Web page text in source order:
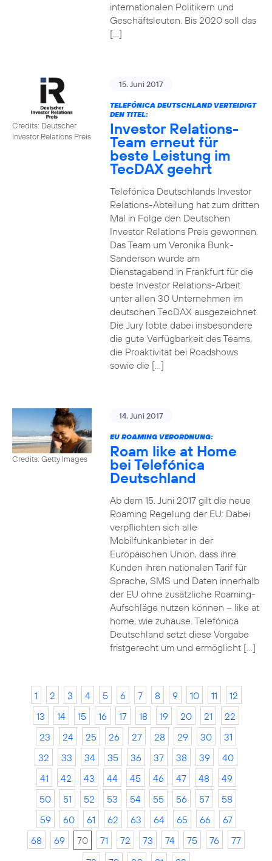
internationalen Politikern und
Geschäftsleuten. Bis 2020 soll das
[…]
Credits: Deutscher
Investor Relations Preis
15. Juni 2017
TELEFÓNICA DEUTSCHLAND VERTEIDIGT
DEN TITEL:
Investor Relations-
Team erneut für
beste Leistung im
TecDAX geehrt
Telefónica Deutschlands Investor
Relations-Abteilung hat zum dritten
Mal in Folge den Deutschen
Investor Relations Preis gewonnen.
Das Team um Veronika Bunk-
Sanderson wurde am
Dienstagabend in Frankfurt für die
beste Investor Relations-Arbeit
unter allen 30 Unternehmen im
deutschen TecDAX ausgezeichnet.
Die Jury lobte dabei insbesondere
die gute Verfügbarkeit des Teams,
die Proaktivität bei Roadshows
sowie die […]
Credits: Getty Images
14. Juni 2017
EU ROAMING VERORDNUNG:
Roam like at Home
bei Telefónica
Deutschland
Ab dem 15. Juni 2017 gilt die neue
Roaming Regelung der EU: Dabei
verpflichten sich alle
Mobilfunkanbieter in der
Europäischen Union, dass ihre
Kunden ihren nationalen Tarif für
Sprache, SMS und Daten innerhalb
der EU ohne zusätzliche Roaming-
Aufschläge nutzen können – like at
home, wie zuhause. Telefónica
Deutschland setzt diese Vorgabe
fristgerecht um und ermöglicht […]
1 2 3 4 5 6 7 8 9 10 11
12
13
14 15 16 17 18 19 20 21
22
23
24 25 26 27 28 29 30
31
32
33 34 35 36 37 38 39
40
41
42 43 44 45 46 47 48
49
50
51 52 53 54 55 56 57
58
59
60 61 62 63 64 65 66
67
68
69 70 71 72 73 74 75 76
77